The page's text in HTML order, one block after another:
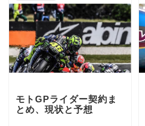
モトGPライダー契約ま
とめ、現状と予想